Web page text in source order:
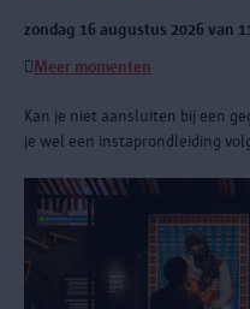
zondag 16 augustus 2026 van
Meer momenten
Kan je niet aansluiten bij een
je wel een instaprondleiding